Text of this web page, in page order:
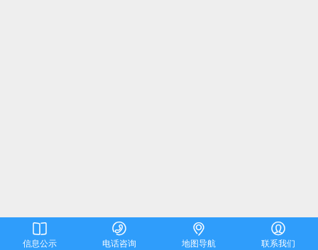

信息公示

电话咨询

地图导航

联系我们